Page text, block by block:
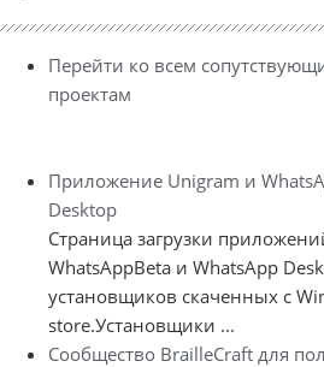
Перейти ко всем
проектам
Приложение Unigram и
Desktop
Страница загрузки
WhatsAppBeta и WhatsApp
установщиков скаченных с
store.Установщики ...
Сообщество BrailleCraft для